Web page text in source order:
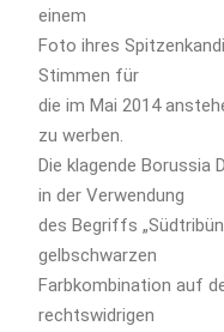
einem
Foto ihres
Stimmen für
die im Mai 2014
zu werben.
Die klagende Borussia
in der Verwendung
des Begriffs
gelbschwarzen
Farbkombination auf
rechtswidrigen